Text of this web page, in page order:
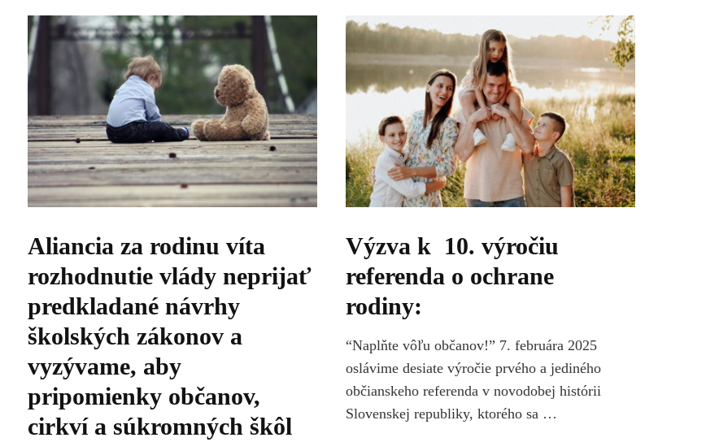
Aliancia za rodinu víta
rozhodnutie vlády neprijať
predkladané návrhy
školských zákonov a
vyzývame, aby
pripomienky občanov,
cirkví a súkromných škôl
Výzva k 10. výročiu
referenda o ochrane
rodiny:
“Naplňte vôľu občanov!” 7. februára 2025
oslávime desiate výročie prvého a jediného
občianskeho referenda v novodobej histórii
Slovenskej republiky, ktorého sa …